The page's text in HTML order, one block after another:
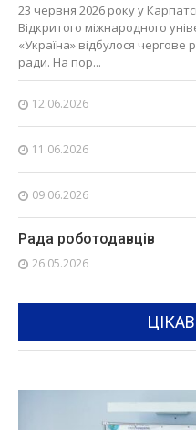
23 червня 2026 року у
Відкритого міжнародного
«Україна» відбулося
ради. На пор...
12.06.2026
11.06.2026
09.06.2026
Рада роботодавців
26.05.2026